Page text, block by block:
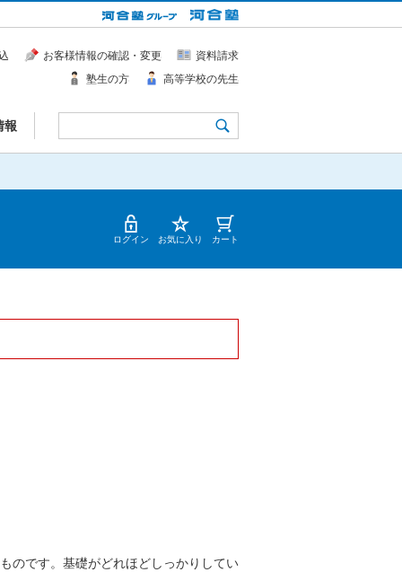
報
お客様情報の確認・変更
資料請求
塾生の方
高等学校の先生
ログイン お気に入り カート
のです。基礎がどれほどしっかりしてい